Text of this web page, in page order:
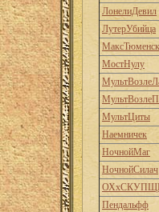
ЛонелиДевил
ЛутерУбийца
МостНулу
МультЦиты
Наемничек
НочнойМаг
НочнойСилач
Пендальфф